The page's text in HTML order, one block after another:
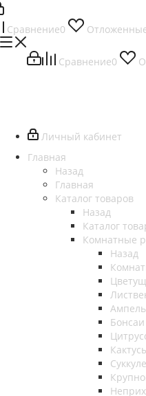
Сравнение0
Сравнение0
Личный кабинет
Главная
Назад
Главная
Каталог товаров
Назад
Каталог
Комнатные
Назад
Бонсаи